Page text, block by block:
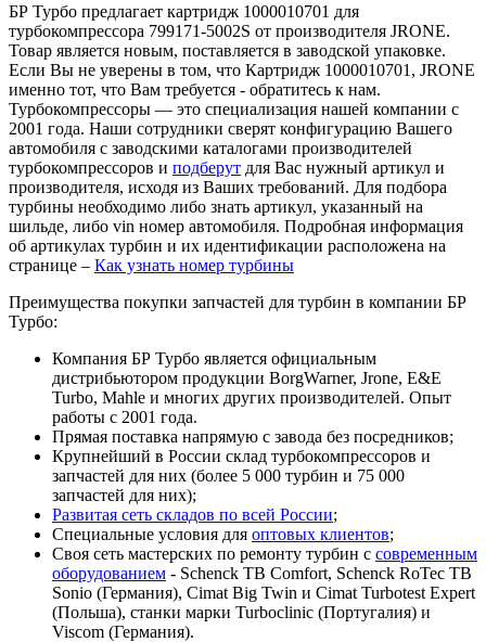
БР Турбо предлагает картридж 1000010701 для
турбокомпрессора 799171-5002S от производителя JRONE.
Товар является новым, поставляется в заводской упаковке.
Если Вы не уверены в том, что Картридж 1000010701, JRONE
именно тот, что Вам требуется - обратитесь к нам.
Турбокомпрессоры — это специализация нашей компании с
2001 года. Наши сотрудники сверят конфигурацию Вашего
автомобиля с заводскими каталогами производителей
турбокомпрессоров и подберут для Вас нужный артикул и
производителя, исходя из Ваших требований. Для подбора
турбины необходимо либо знать артикул, указанный на
шильде, либо vin номер автомобиля. Подробная информация
об артикулах турбин и их идентификации расположена на
странице – Как узнать номер турбины
Преимущества покупки запчастей для турбин в компании БР
Турбо:
Компания БР Турбо является официальным
дистрибьютором продукции BorgWarner, Jrone, E&E
Turbo, Mahle и многих других производителей. Опыт
работы с 2001 года.
Прямая поставка напрямую с завода без посредников;
Крупнейший в России склад турбокомпрессоров и
запчастей для них (более 5 000 турбин и 75 000
запчастей для них);
Развитая сеть складов по всей России;
Специальные условия для оптовых клиентов;
Своя сеть мастерских по ремонту турбин с современным
оборудованием - Schenck TB Comfort, Schenck RoTec TB
Sonio (Германия), Cimat Big Twin и Cimat Turbotest Expert
(Польша), станки марки Turboclinic (Португалия) и
Viscom (Германия).